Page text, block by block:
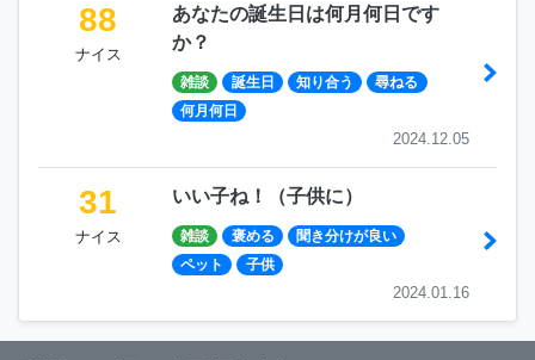
88
ナイス
あなたの誕生日は何月何日です
か？
雑談 誕生日 知り合う
尋ねる
何月何日
2024.12.05
31
ナイス
いい子ね！（子供に）
雑談 褒める
聞き分けが良い
ペット
子供
2024.01.16